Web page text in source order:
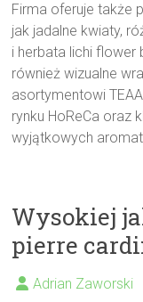
Firma oferuje także
jak jadalne kwiaty,
i herbata lichi flower
również wizualne
asortymentowi
rynku HoReCa oraz
wyjątkowych
Wysokiej
pierre
Adrian Zaworski